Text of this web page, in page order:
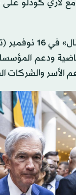
ماضية ودعم
الأسر والشركات